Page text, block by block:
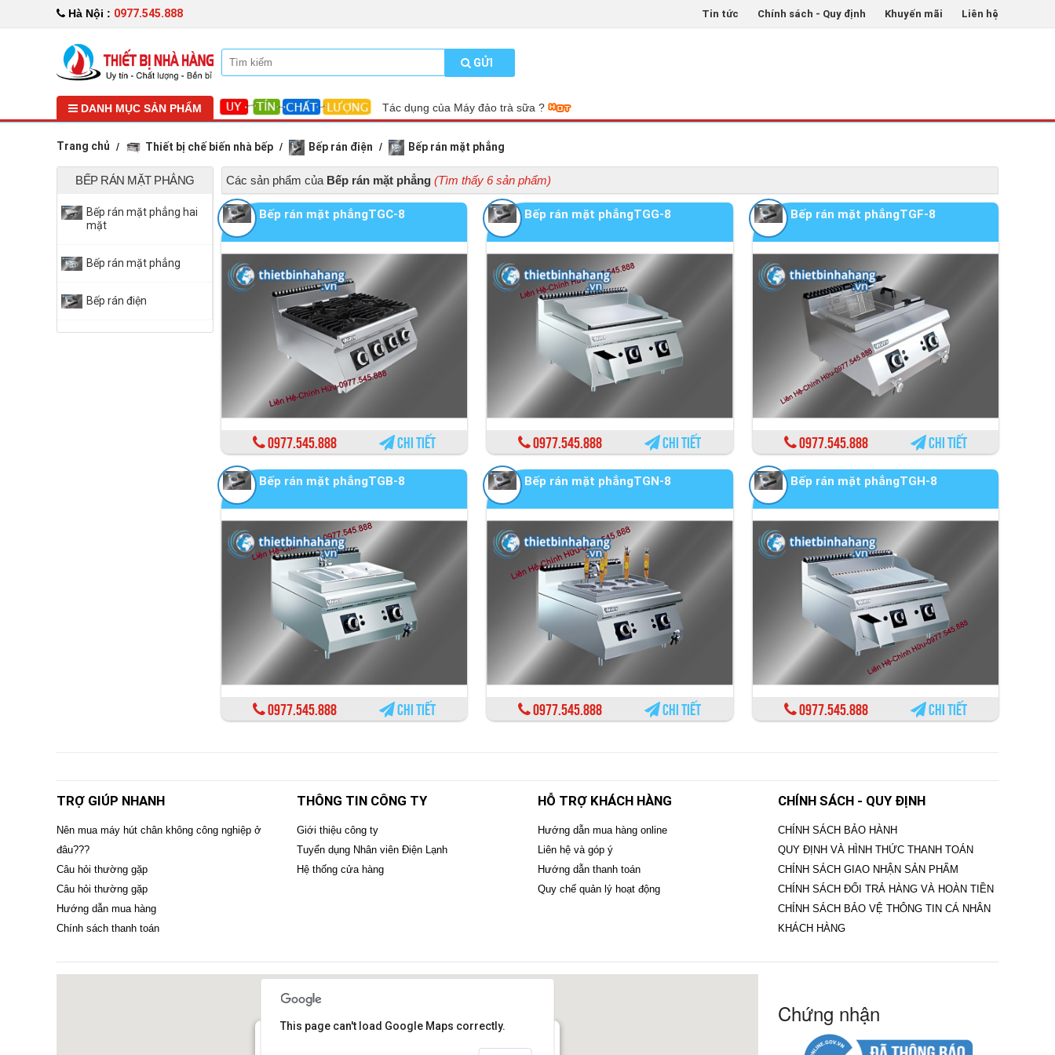
Hà Nội : 0977.545.888 Tin tức Chính sách - Quy định Khuyến mãi Liên hệ
GỬI
DANH MỤC SẢN PHẨM Tác dụng của Máy đảo trà sữa ?
Trang chủ Thiết bị chế biến nhà bếp Bếp rán điện Bếp rán mặt phẳng
BẾP RÁN MẶT PHẲNG
Bếp rán mặt phẳng hai
mặt
Bếp rán mặt phẳng
Bếp rán điện
Các sản phẩm của Bếp rán mặt phẳng (Tìm thấy 6 sản phẩm)
Bếp rán mặt phẳngTGC-8
0977.545.888 Chi tiết
Bếp rán mặt phẳngTGG-8
0977.545.888 Chi tiết
Bếp rán mặt phẳngTGF-8
0977.545.888 Chi tiết
Bếp rán mặt phẳngTGB-8
0977.545.888 Chi tiết
Bếp rán mặt phẳngTGN-8
0977.545.888 Chi tiết
Bếp rán mặt phẳngTGH-8
0977.545.888 Chi tiết
TRỢ GIÚP NHANH
Nên mua máy hút chân không công nghiệp ở
đâu???
Câu hỏi thường gặp
Câu hỏi thường gặp
Hướng dẫn mua hàng
Chính sách thanh toán
THÔNG TIN CÔNG TY
Giới thiệu công ty
Tuyển dụng Nhân viên Điện Lạnh
Hệ thống cửa hàng
HỖ TRỢ KHÁCH HÀNG
Hướng dẫn mua hàng online
Liên hệ và góp ý
Hướng dẫn thanh toán
Quy chế quản lý hoạt động
CHÍNH SÁCH - QUY ĐỊNH
CHÍNH SÁCH BẢO HÀNH
QUY ĐỊNH VÀ HÌNH THỨC THANH TOÁN
CHÍNH SÁCH GIAO NHẬN SẢN PHẨM
CHÍNH SÁCH ĐỔI TRẢ HÀNG VÀ HOÀN TIỀN
CHÍNH SÁCH BẢO VỆ THÔNG TIN CÁ NHÂN
KHÁCH HÀNG
This page can't load Google Maps correctly. Chứng nhận